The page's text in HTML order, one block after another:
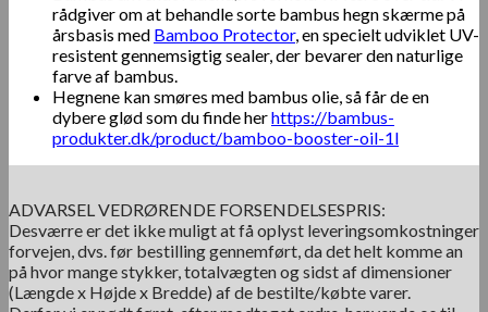
rådgiver om at behandle sorte bambus hegn skærme på
årsbasis med Bamboo Protector, en specielt udviklet UV-
resistent gennemsigtig sealer, der bevarer den naturlige
farve af bambus.
Hegnene kan smøres med bambus olie, så får de en
dybere glød som du finde herhttps://bambus-
produkter.dk/product/bamboo-booster-oil-1l
ADVARSEL VEDRØRENDE FORSENDELSESPRIS:
Desværre er det ikke muligt at få oplyst leveringsomkostninger
forvejen, dvs. før bestilling gennemført, da det helt komme an
på hvor mange stykker, totalvægten og sidst af dimensioner
(Længde x Højde x Bredde) af de bestilte/købte varer.